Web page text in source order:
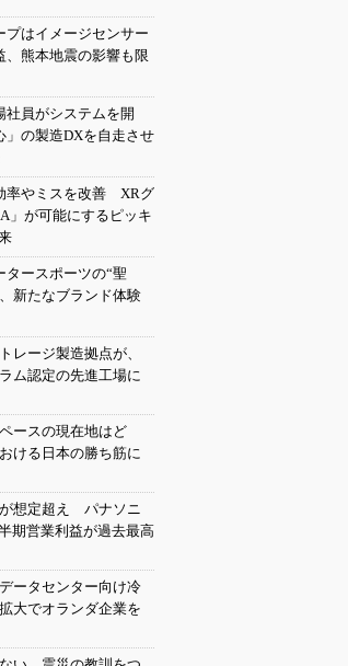
プはイメージセンサー
、熊本地震の影響も限
社員がシステムを開
の製造DXを自走させ
率やミスを改善 XRグ
」が可能にするピッキ
タースポーツの“聖
新たなブランド体験
レージ製造拠点が、
ム認定の先進工場に
ースの現在地はど
ける日本の勝ち筋に
想定超え パナソニ
期営業利益が過去最高
ータセンター向け冷
大でオランダ企業を